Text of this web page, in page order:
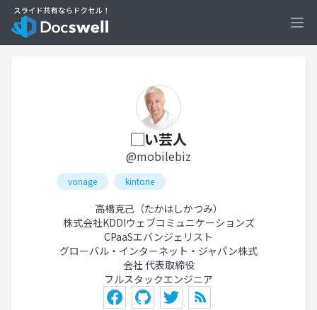
▢い芸人
@mobilebiz
vonage kintone
高橋克己（たかはしかつみ）
株式会社KDDIウェブコミュニケーションズ
CPaaSエバンジェリスト
グローバル・インターネット・ジャパン株式
会社 代表取締役
フルスタックエンジニア